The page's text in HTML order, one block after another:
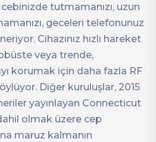
tutmamanızı, uzun
geceleri telefonunuz
Cihazınız hızlı hareket
veya trende,
korumak için daha fazla RF
Diğer kuruluşlar, 2015
yayınlayan Connecticut
olmak üzere cep
maruz kalmanın